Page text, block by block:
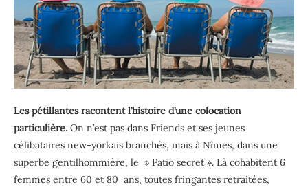
Les pétillantes racontent l’histoire d’une colocation
particulière. On n’est pas dans Friends et ses jeunes
célibataires new-yorkais branchés, mais à Nîmes, dans une
superbe gentilhommière, le » Patio secret ». Là cohabitent 6
femmes entre 60 et 80 ans, toutes fringantes retraitées,